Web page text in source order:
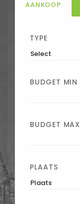
AANKOOP
TYPE
Select
BUDGET MIN
BUDGET MAX
PLAATS
Plaats